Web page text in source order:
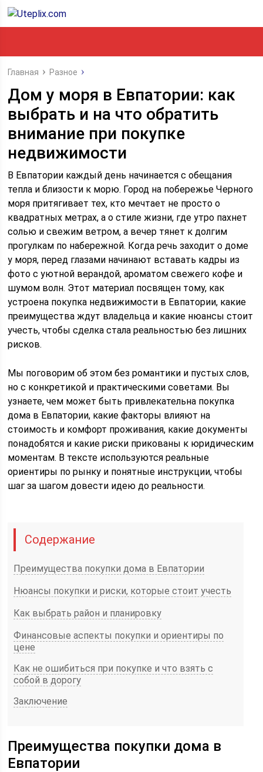
Главная Разное
Дом у моря в Евпатории: как
выбрать и на что обратить
внимание при покупке
недвижимости
В Евпатории каждый день начинается с обещания
тепла и близости к морю. Город на побережье Черного
моря притягивает тех, кто мечтает не просто о
квадратных метрах, а о стиле жизни, где утро пахнет
солью и свежим ветром, а вечер тянет к долгим
прогулкам по набережной. Когда речь заходит о домe
у моря, перед глазами начинают вставать кадры из
фото с уютной верандой, ароматом свежего кофе и
шумом волн. Этот материал посвящен тому, как
устроена покупка недвижимости в Евпатории, какие
преимущества ждут владельца и какие нюансы стоит
учесть, чтобы сделка стала реальностью без лишних
рисков.
Мы поговорим об этом без романтики и пустых слов,
но с конкретикой и практическими советами. Вы
узнаете, чем может быть привлекательна покупка
дома в Евпатории, какие факторы влияют на
стоимость и комфорт проживания, какие документы
понадобятся и какие риски прикованы к юридическим
моментам. В тексте используются реальные
ориентиры по рынку и понятные инструкции, чтобы
шаг за шагом довести идею до реальности.
Содержание
Преимущества покупки дома в Евпатории
Нюансы покупки и риски, которые стоит учесть
Как выбрать район и планировку
Финансовые аспекты покупки и ориентиры по
цене
Как не ошибиться при покупке и что взять с
собой в дорогу
Заключение
Преимущества покупки дома в
Евпатории